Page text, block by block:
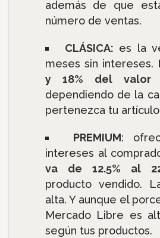
además de que
número de ventas.
CLÁSICA: es la
meses sin intereses.
y 18% del
dependiendo de la
pertenezca tu
PREMIUM:
intereses al
va de 12.5% al
producto vendido.
alta. Y aunque el
Mercado Libre es
según tus productos.